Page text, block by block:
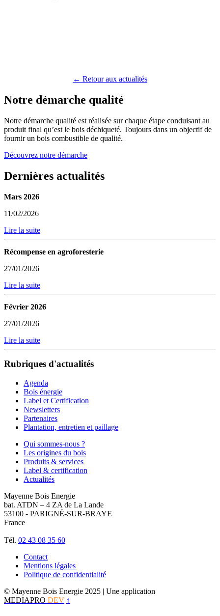
← Retour aux actualités
Notre démarche qualité
Notre démarche qualité est réalisée sur chaque étape conduisant au
produit final qu’est le bois déchiqueté. Toujours dans un objectif de
fournir un bois combustible de qualité.
Découvrez notre démarche
Dernières actualités
Mars 2026
11/02/2026
Lire la suite
Récompense en agroforesterie
27/01/2026
Lire la suite
Février 2026
27/01/2026
Lire la suite
Rubriques d'actualités
Agenda
Bois énergie
Label et Certification
Newsletters
Partenaires
Plantation, entretien et paillage
Qui sommes-nous ?
Les origines du bois
Produits & services
Label & certification
Actualités
Mayenne Bois Energie
bat. ATDN – 4 ZA de La Lande
53100 - PARIGNÉ-SUR-BRAYE
France
Tél. 02 43 08 35 60
Contact
Mentions légales
Politique de confidentialité
© Mayenne Bois Energie 2025 | Une application
MEDIAPRO DEV ↑